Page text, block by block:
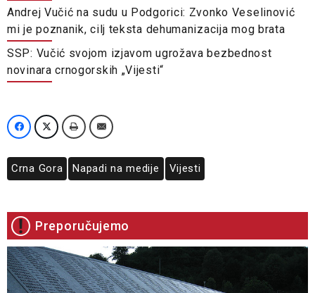
Andrej Vučić na sudu u Podgorici: Zvonko Veselinović
mi je poznanik, cilj teksta dehumanizacija mog brata
SSP: Vučić svojom izjavom ugrožava bezbednost
novinara crnogorskih „Vijesti“
Crna Gora Napadi na medije Vijesti
Preporučujemo